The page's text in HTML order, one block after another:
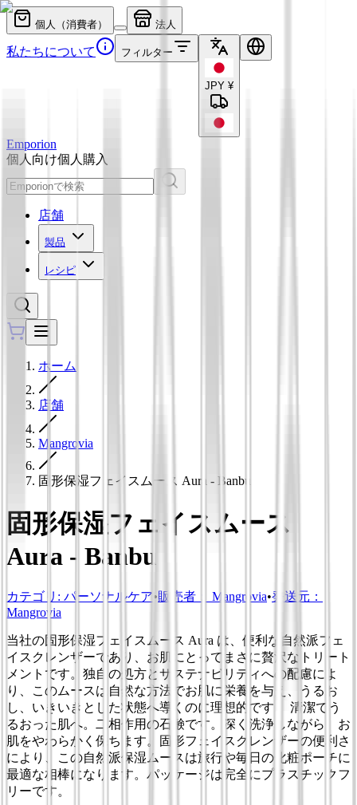
個人（消費者） 法人
私たちについて フィルター
JPY ¥
Emporion
個人向け個人購入
店舗
製品
レシピ
ホーム
店舗
Mangrovia
固形保湿フェイスムース Aura - Banbu
固形保湿フェイスムース
Aura - Banbu
カテゴリ : パーソナルケア•販売者： Mangrovia•発送元：
Mangrovia
当社の固形保湿フェイスムース Aura は、便利な自然派フェ
イスクレンザーであり、お肌にとってまさに贅沢なトリート
メントです。独自の処方とサステナビリティへの配慮によ
り、このムースは自然な方法でお肌に栄養を与え、うるお
し、いきいきとした状態へ導くのに理想的です。 清潔でう
るおった肌へ。二相作用の石鹸です。深く洗浄しながら、お
肌をやわらかく保ちます。固形フェイスクレンザーの便利さ
により、この自然派保湿ムースは旅行や毎日の化粧ポーチに
最適な相棒になります。パッケージは完全にプラスチックフ
リーです。